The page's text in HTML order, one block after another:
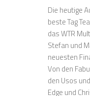
Die heutige
beste Tag
das WTR
Stefan und
neuesten
Von den
den Usos
Edge und